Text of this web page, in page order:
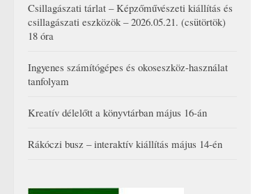
Csillagászati tárlat – Képzőművészeti kiállítás és
csillagászati eszközök – 2026.05.21. (csütörtök)
18 óra
Ingyenes számítógépes és okoseszköz-használat
tanfolyam
Kreatív délelőtt a könyvtárban május 16-án
Rákóczi busz – interaktív kiállítás május 14-én